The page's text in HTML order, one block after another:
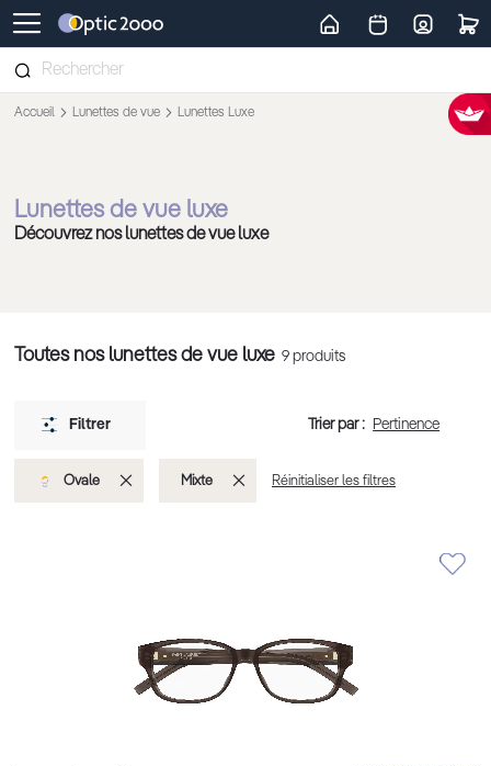
Retour vers la page d'accueil
Accueil Lunettes de vue Lunettes Luxe
Lunettes de vue luxe
Découvrez nos lunettes de vue luxe
Toutes nos lunettes de vue luxe 9 produits
Filtrer Trier par :
Ovale SupprimerMixte Supprimer
Réinitialiser les filtres